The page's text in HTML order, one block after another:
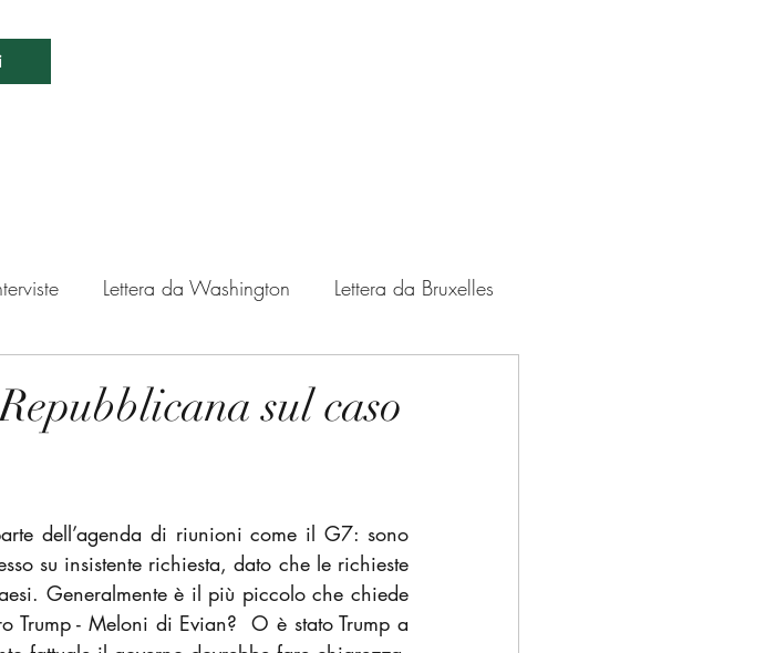
Lettera da Washington Lettera da Bruxelles
sul caso
dell’agenda di riunioni come il G7: sono
su insistente richiesta, dato che le richieste
Generalmente è il più piccolo che chiede
Trump - Meloni di Evian?  O è stato Trump a